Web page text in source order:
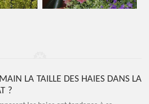
LA TAILLE DES HAIES DANS LA
?